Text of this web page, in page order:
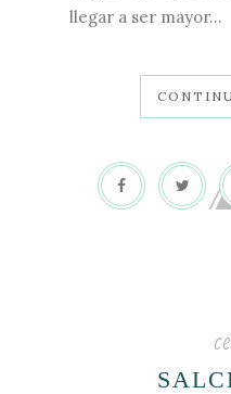
llegar a ser mayor...